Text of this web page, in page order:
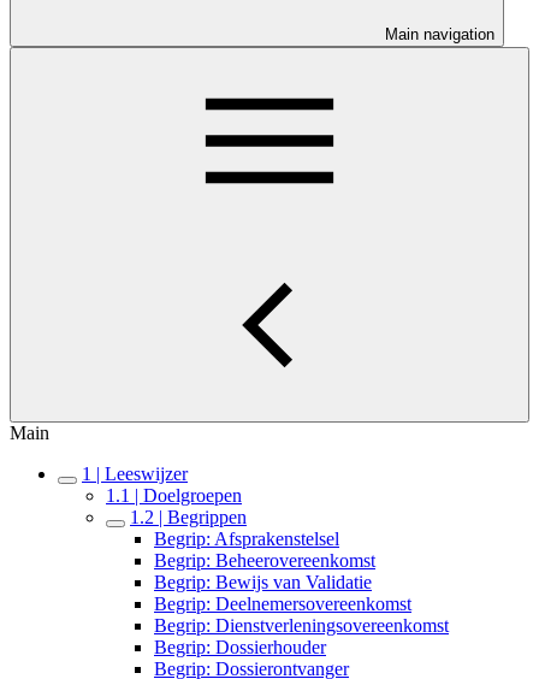
Main navigation
Main
1 | Leeswijzer
1.1 | Doelgroepen
1.2 | Begrippen
Begrip: Afsprakenstelsel
Begrip: Beheerovereenkomst
Begrip: Bewijs van Validatie
Begrip: Deelnemersovereenkomst
Begrip: Dienstverleningsovereenkomst
Begrip: Dossierhouder
Begrip: Dossierontvanger